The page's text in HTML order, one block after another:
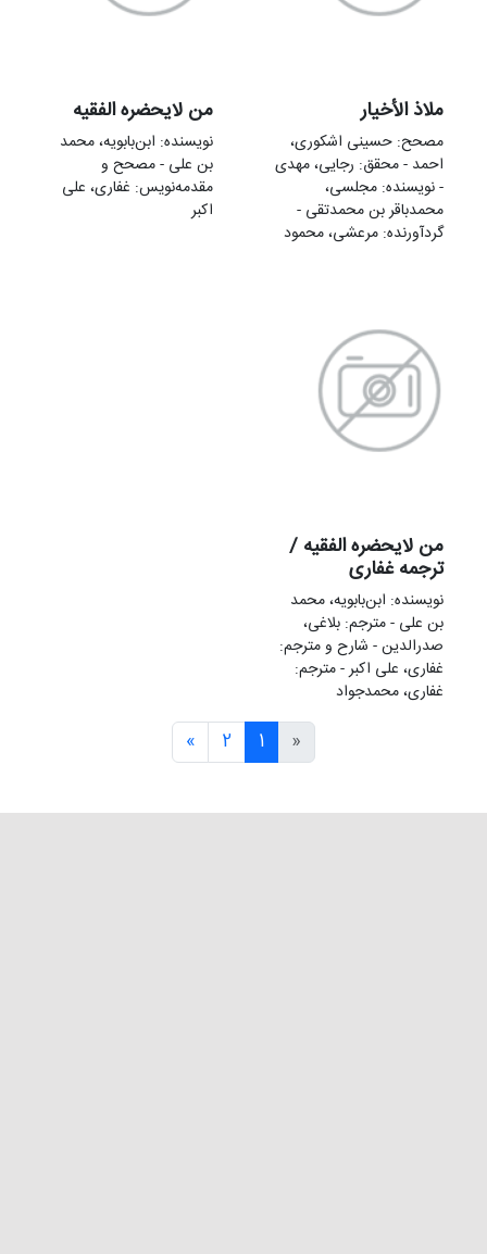
ملاذ الأخيار
مصحح: حسینی اشکوری،
احمد - محقق: رجایی، مهدی
- نویسنده: مجلسی،
محمدباقر بن محمدتقی -
گردآورنده: مرعشی، محمود
من لايحضره الفقيه
نویسنده: ابن‌بابویه، محمد
بن علی - مصحح و
مقدمه‌نويس: غفاری، علی‌
اکبر
من لايحضره الفقيه /
ترجمه غفاری
نویسنده: ابن‌بابویه، محمد
بن علی - مترجم: بلاغی،
صدرالدین - شارح و مترجم:
غفاری، علی‌ اکبر - مترجم:
غفاری، محمدجواد
«
1
2
»